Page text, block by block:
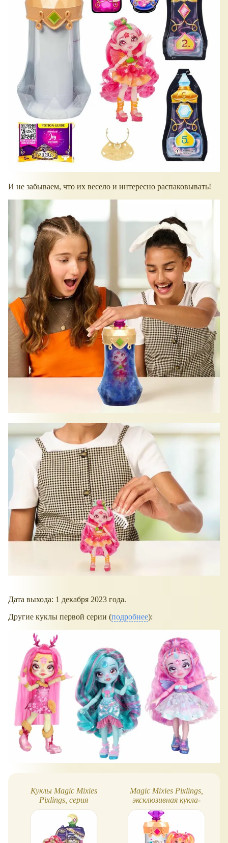
И не забываем, что их весело и интересно распаковывать!
Дата выхода: 1 декабря 2023 года.
Другие куклы первой серии (подробнее):
Куклы Magic Mixies
Pixlings, серия
Shimmerverse
Magic Mixies Pixlings,
эксклюзивная кукла-
бабочка Flitta Butterfly